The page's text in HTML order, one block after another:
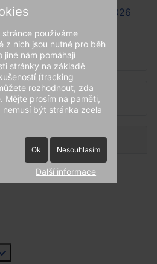
Žitava-Liberec 2026
und Deponieworkshop
používáme
z nich jsou nutné pro běh
jiné nám pomáhají
stránky na základě
(tracking
rozhodnout, zda
Mějte prosím na paměti,
být stránka zcela
Ok Nesouhlasím
Další informace